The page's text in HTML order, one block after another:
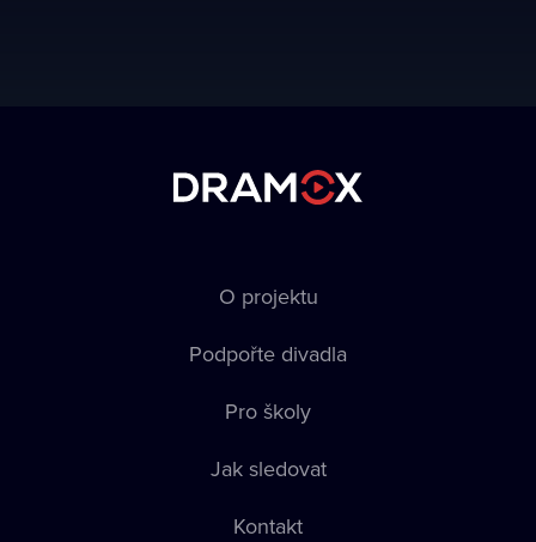
O projektu
Podpořte divadla
Pro školy
Jak sledovat
Kontakt